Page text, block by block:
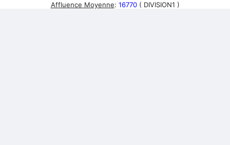
Affluence Moyenne: 16770 ( DIVISION1 )